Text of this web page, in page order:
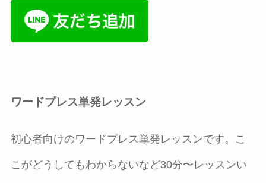
ワードプレス単発レッスン
初心者向けのワードプレス単発レッスンです。こ
こがどうしてもわからないなど30分〜レッスンい